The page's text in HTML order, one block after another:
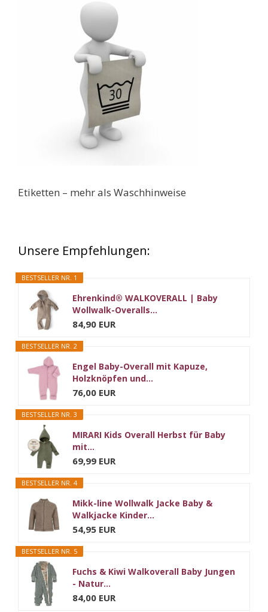
Etiketten – mehr als Waschhinweise
Unsere Empfehlungen:
BESTSELLER NR. 1
Ehrenkind® WALKOVERALL | Baby
Wollwalk-Overalls...
84,90 EUR
BESTSELLER NR. 2
Engel Baby-Overall mit Kapuze,
Holzknöpfen und...
76,00 EUR
BESTSELLER NR. 3
MIRARI Kids Overall Herbst für Baby
mit...
69,99 EUR
BESTSELLER NR. 4
Mikk-line Wollwalk Jacke Baby &
Walkjacke Kinder...
54,95 EUR
BESTSELLER NR. 5
Fuchs & Kiwi Walkoverall Baby Jungen
- Natur...
84,00 EUR